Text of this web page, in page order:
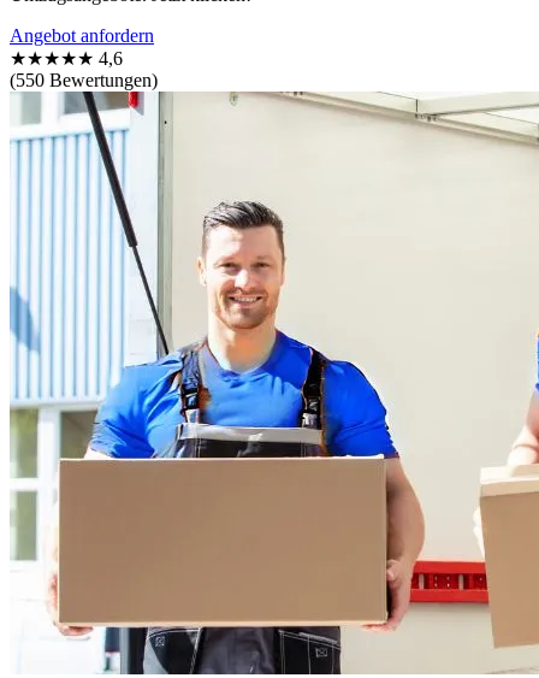
Angebot anfordern
★★★★★ 4,6
(550 Bewertungen)